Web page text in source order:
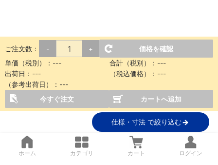
ご注文数： - +
価格を確認
単価（税別）： --- 合計（税別）： ---
出荷日： --- （税込価格）： ---
（参考出荷日）： ---
今すぐ注文
カートへ追加
仕様・寸法 で絞り込む
ホーム カテゴリ カート ログイン